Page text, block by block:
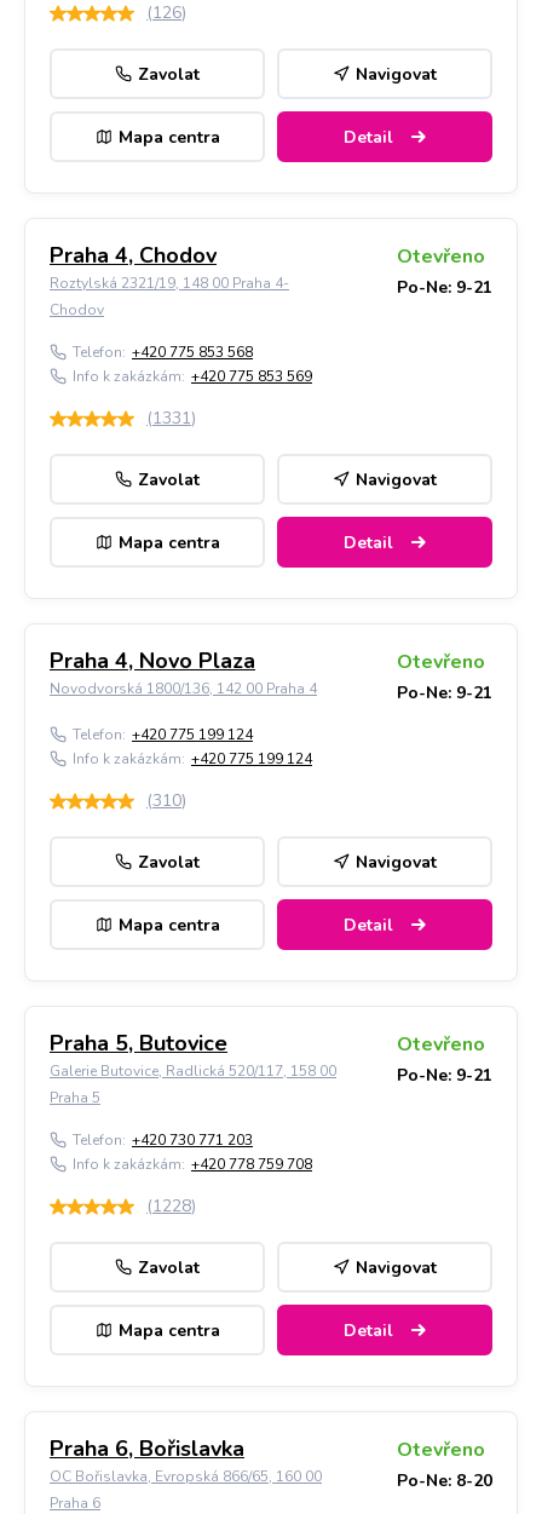
(126)
Zavolat Navigovat
Mapa centra Detail
Praha 4, Chodov
Roztylská 2321/19, 148 00 Praha 4-
Chodov
Otevřeno
Po-Ne: 9-21
Telefon: +420 775 853 568
Info k zakázkám: +420 775 853 569
(1331)
Zavolat Navigovat
Mapa centra Detail
Praha 4, Novo Plaza
Novodvorská 1800/136, 142 00 Praha 4
Otevřeno
Po-Ne: 9-21
Telefon: +420 775 199 124
Info k zakázkám: +420 775 199 124
(310)
Zavolat Navigovat
Mapa centra Detail
Praha 5, Butovice
Galerie Butovice, Radlická 520/117, 158 00
Praha 5
Otevřeno
Po-Ne: 9-21
Telefon: +420 730 771 203
Info k zakázkám: +420 778 759 708
(1228)
Zavolat Navigovat
Mapa centra Detail
Praha 6, Bořislavka
OC Bořislavka, Evropská 866/65, 160 00
Praha 6
Otevřeno
Po-Ne: 8-20